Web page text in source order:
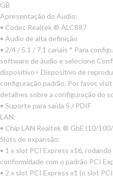
GB
Apresentação do Áudio:
• Codec Realtek ® ALC887
• Áudio de alta definição
• 2/4 / 5.1 / 7.1 canais * Para
software de áudio e selecione
dispositivo> Dispositivo de
configuração padrão. Por favor,
detalhes sobre a configuração do
• Suporte para saída S / PDIF
LAN:
• Chip LAN Realtek ® GbE (10/
Slots de expansão:
• 1 x slot PCI Express x16,
conformidade com o padrão PCI
• 2 x slot PCI Express x1 (o slot